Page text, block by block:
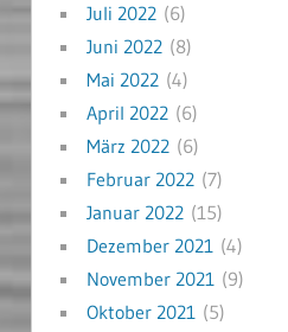
Juli 2022(6)
Juni 2022(8)
Mai 2022(4)
April 2022(6)
März 2022(6)
Februar 2022(7)
Januar 2022(15)
Dezember 2021(4)
November 2021(9)
Oktober 2021(5)